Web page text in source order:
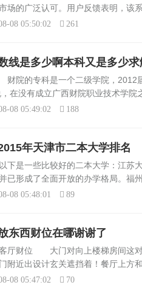
场的广泛认可。用户反馈表明，该
国产品牌，其产品质量有保障。然
08 05:50:02 261
线是多少啊本科又是多少
院的专科是一个二级学院，2012
在没有成立广西财院职业技术学院
是预示着财院专科的专业化。是全
08 05:49:02 188
年天津市二本大学排名
是一些比较好的二本大学：江苏
已形成了全面开放的办学格局。福
研究和社会服务为三位一体的办学
08 05:48:01 89
东西财位在哪谢谢了
厅财位 大门对向上楼梯房间这
附近出设计玄关遮挡着！餐厅上方
门对门最佳的办法就是让门错开比
08 05:47:02 70